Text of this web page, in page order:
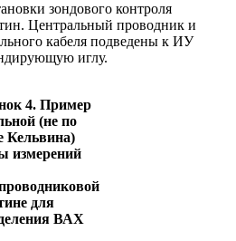
зондового контроля
Центральный проводник и
кабеля подведены к ИУ
иглу.
4. Пример
(не по
Кельвина)
измерений
для
ВАХ